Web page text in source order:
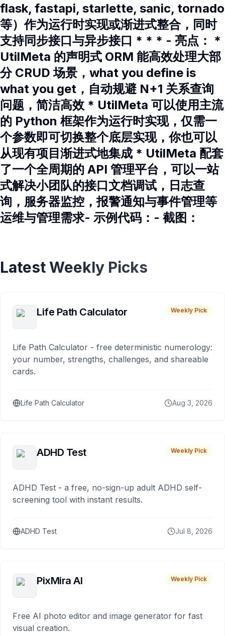
flask, fastapi, starlette, sanic, tornado
等）作为运行时实现或渐进式整合，同时
支持同步接口与异步接口 * * * - 亮点： *
UtilMeta 的声明式 ORM 能高效处理大部
分 CRUD 场景，what you define is
what you get，自动规避 N+1 关系查询
问题，简洁高效 * UtilMeta 可以使用主流
的 Python 框架作为运行时实现，仅需一
个参数即可切换整个底层实现，你也可以
从现有项目渐进式地集成 * UtilMeta 配套
了一个全周期的 API 管理平台，可以一站
式解决小团队的接口文档调试，日志查
询，服务器监控，报警通知与事件管理等
运维与管理需求- 示例代码：- 截图：
Latest Weekly Picks
Life Path Calculator Weekly Pick
Life Path Calculator - free deterministic numerology:
your number, strengths, challenges, and shareable
cards.
Life Path Calculator Aug 3, 2026
ADHD Test Weekly Pick
ADHD Test - a free, no-sign-up adult ADHD self-
screening tool with instant results.
ADHD Test Jul 8, 2026
PixMira AI Weekly Pick
Free AI photo editor and image generator for fast
visual creation.